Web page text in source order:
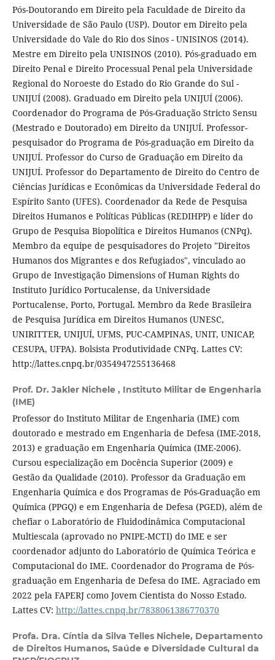
Pós-Doutorando em Direito pela Faculdade de Direito da
Universidade de São Paulo (USP). Doutor em Direito pela
Universidade do Vale do Rio dos Sinos - UNISINOS (2014).
Mestre em Direito pela UNISINOS (2010). Pós-graduado em
Direito Penal e Direito Processual Penal pela Universidade
Regional do Noroeste do Estado do Rio Grande do Sul -
UNIJUÍ (2008). Graduado em Direito pela UNIJUÍ (2006).
Coordenador do Programa de Pós-Graduação Stricto Sensu
(Mestrado e Doutorado) em Direito da UNIJUÍ. Professor-
pesquisador do Programa de Pós-graduação em Direito da
UNIJUÍ. Professor do Curso de Graduação em Direito da
UNIJUÍ. Professor do Departamento de Direito do Centro de
Ciências Jurídicas e Econômicas da Universidade Federal do
Espírito Santo (UFES). Coordenador da Rede de Pesquisa
Direitos Humanos e Políticas Públicas (REDIHPP) e líder do
Grupo de Pesquisa Biopolítica e Direitos Humanos (CNPq).
Membro da equipe de pesquisadores do Projeto "Direitos
Humanos dos Migrantes e dos Refugiados", vinculado ao
Grupo de Investigação Dimensions of Human Rights do
Instituto Jurídico Portucalense, da Universidade
Portucalense, Porto, Portugal. Membro da Rede Brasileira
de Pesquisa Jurídica em Direitos Humanos (UNESC,
UNIRITTER, UNIJUÍ, UFMS, PUC-CAMPINAS, UNIT, UNICAP,
CESUPA, UFPA). Bolsista Produtividade CNPq. Lattes CV:
http://lattes.cnpq.br/0354947255136468
Prof. Dr. Jakler Nichele , Instituto Militar de Engenharia
(IME)
Professor do Instituto Militar de Engenharia (IME) com
doutorado e mestrado em Engenharia de Defesa (IME-2018,
2013) e graduação em Engenharia Química (IME-2006).
Cursou especialização em Docência Superior (2009) e
Gestão da Qualidade (2010). Professor da Graduação em
Engenharia Química e dos Programas de Pós-Graduação em
Química (PPGQ) e em Engenharia de Defesa (PGED), além de
chefiar o Laboratório de Fluidodinâmica Computacional
Multiescala (aprovado no PNIPE-MCTI) do IME e ser
coordenador adjunto do Laboratório de Química Teórica e
Computacional do IME. Coordenador do Programa de Pós-
graduação em Engenharia de Defesa do IME. Agraciado em
2022 pela FAPERJ como Jovem Cientista do Nosso Estado.
Lattes CV: http://lattes.cnpq.br/7838061386770370
Profa. Dra. Cíntia da Silva Telles Nichele, Departamento
de Direitos Humanos, Saúde e Diversidade Cultural da